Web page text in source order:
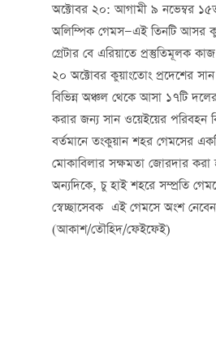
অক্টোবর ২০: আগামী ৯ নভেম্বর
অলিম্পিক গেমস—এই তিনটি আসর
গ্রেটার বে এরিয়াতে প্রস্তুতিমূলক
২০ অক্টোবর কুয়াংতোং প্রদেশের
বিভিন্ন অঞ্চল থেকে আসা ১৭টি দলের
করার জন্য সান ওয়েইয়ের পরিবহন
বর্তমানে তংকুয়ান শহর গেমসের
মোকাবিলার সক্ষমতা জোরদার করা
অন্যদিকে, চু হাই শহরে সম্প্রতি
স্বেচ্ছাসেবক এই গেমসে অংশ
(আকাশ/তৌহিদ/ফেইফেই)